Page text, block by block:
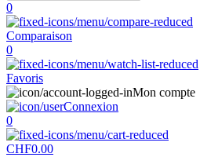
0
Comparaison
0
Favoris
Mon compte
Connexion
0
CHF0.00